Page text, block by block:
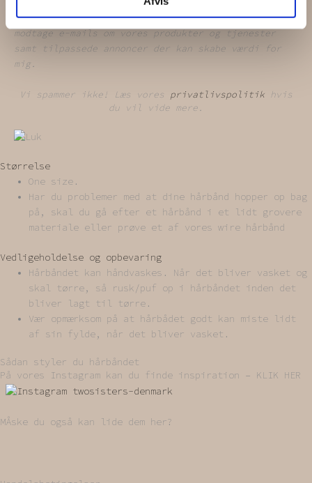
Jeg giver samtykke til at mine data bruges til at
modtage e-mails om vores produkter og tjenester
samt tilpassede annoncer der kan skabe værdi for
mig.
Vi spammer ikke! Læs vores privatlivspolitik hvis
du vil vide mere.
Størrelse
One size.
Har du problemer med at dine hårbånd hopper op bag
på, skal du gå efter et hårbånd i et lidt grovere
materiale eller prøve et af vores wire hårbånd
Vedligeholdelse og opbevaring
Hårbåndet kan håndvaskes. Når det bliver vasket og
skal tørre, så rusk/puf op i hårbåndet inden det
bliver lagt til tørre.
Vær opmærksom på at hårbådet godt kan miste lidt
af sin fylde, når det bliver vasket.
Sådan styler du hårbåndet
På vores Instagram kan du finde inspiration – KLIK HER
MÅske du også kan lide dem her?